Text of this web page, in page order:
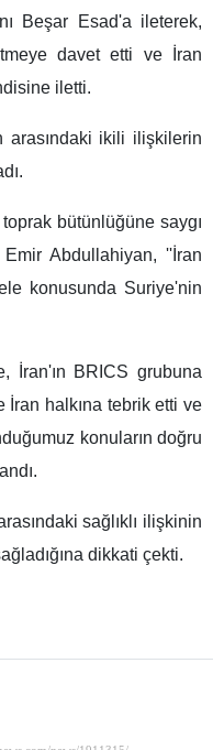
Beşar Esad'a ileterek,
davet etti ve İran
iletti.
arasındaki ikili ilişkilerin
bütünlüğüne saygı
Abdullahiyan, ''İran
konusunda Suriye'nin
İran'ın BRICS grubuna
halkına tebrik etti ve
konuların doğru
sağlıklı ilişkinin
dikkati çekti.